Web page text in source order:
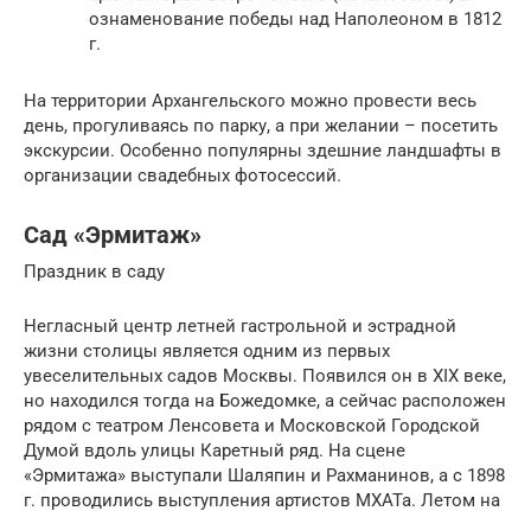
ознаменование победы над Наполеоном в 1812
г.
На территории Архангельского можно провести весь
день, прогуливаясь по парку, а при желании – посетить
экскурсии. Особенно популярны здешние ландшафты в
организации свадебных фотосессий.
Сад «Эрмитаж»
Праздник в саду
Негласный центр летней гастрольной и эстрадной
жизни столицы является одним из первых
увеселительных садов Москвы. Появился он в XIX веке,
но находился тогда на Божедомке, а сейчас расположен
рядом с театром Ленсовета и Московской Городской
Думой вдоль улицы Каретный ряд. На сцене
«Эрмитажа» выступали Шаляпин и Рахманинов, а с 1898
г. проводились выступления артистов МХАТа. Летом на